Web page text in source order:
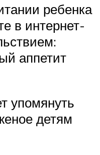
ребенка
в интернет-
аппетит
упомянуть
детям